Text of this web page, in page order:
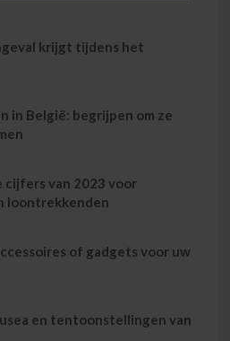
krijgt tijdens het
in België: begrijpen om ze
cijfers van 2023 voor
loontrekkenden
of gadgets voor uw
en tentoonstellingen van